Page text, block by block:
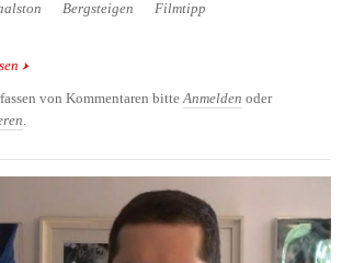
Bergsteigen
Filmtipp
über Kinotipp: 127 Stunden/127 hours - nichts für
von Kommentaren bitteAnmelden oder
.